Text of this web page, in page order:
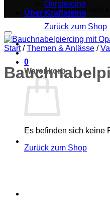
Es befinden sich
Zurück zum Shop
0
Warenkorb
Es befinden sich keine
Zurück zum Shop
Ohrpiercing
Über Kraftsteine
Start / Themen & Anlässe /